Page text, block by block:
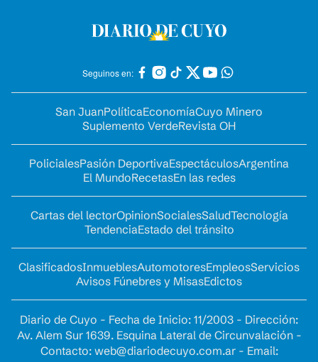
Seguinos en:
San JuanPolíticaEconomíaCuyo Minero
Suplemento VerdeRevista OH
PolicialesPasión DeportivaEspectáculosArgentina
El MundoRecetasEn las redes
Cartas del lectorOpinionSocialesSaludTecnología
TendenciaEstado del tránsito
ClasificadosInmueblesAutomotoresEmpleosServicios
Avisos Fúnebres y MisasEdictos
Diario de Cuyo - Fecha de Inicio: 11/2003 - Dirección:
Av. Alem Sur 1639. Esquina Lateral de Circunvalación -
Contacto: web@diariodecuyo.com.ar- Email: